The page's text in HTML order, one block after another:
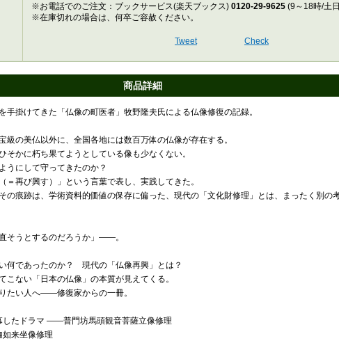
※お電話でのご注文：ブックサービス(楽天ブックス) 0120-29-9625 (9～18時/土
※在庫切れの場合は、何卒ご容赦ください。
Tweet Check
商品詳細
手掛けてきた「仏像の町医者」牧野隆夫氏による仏像修復の記録。
級の美仏以外に、全国各地には数百万体の仏像が存在する。
そかに朽ち果てようとしている像も少なくない。
うにして守ってきたのか？
＝再び興す）」という言葉で表し、実践してきた。
の痕跡は、学術資料的価値の保存に偏った、現代の「文化財修理」とは、まったく別の
そうとするのだろうか」――。
何であったのか？ 現代の「仏像再興」とは？
こない「日本の仏像」の本質が見えてくる。
たい人へ――修復家からの一冊。
したドラマ ――普門坊馬頭観音菩薩立像修理
来坐像修理